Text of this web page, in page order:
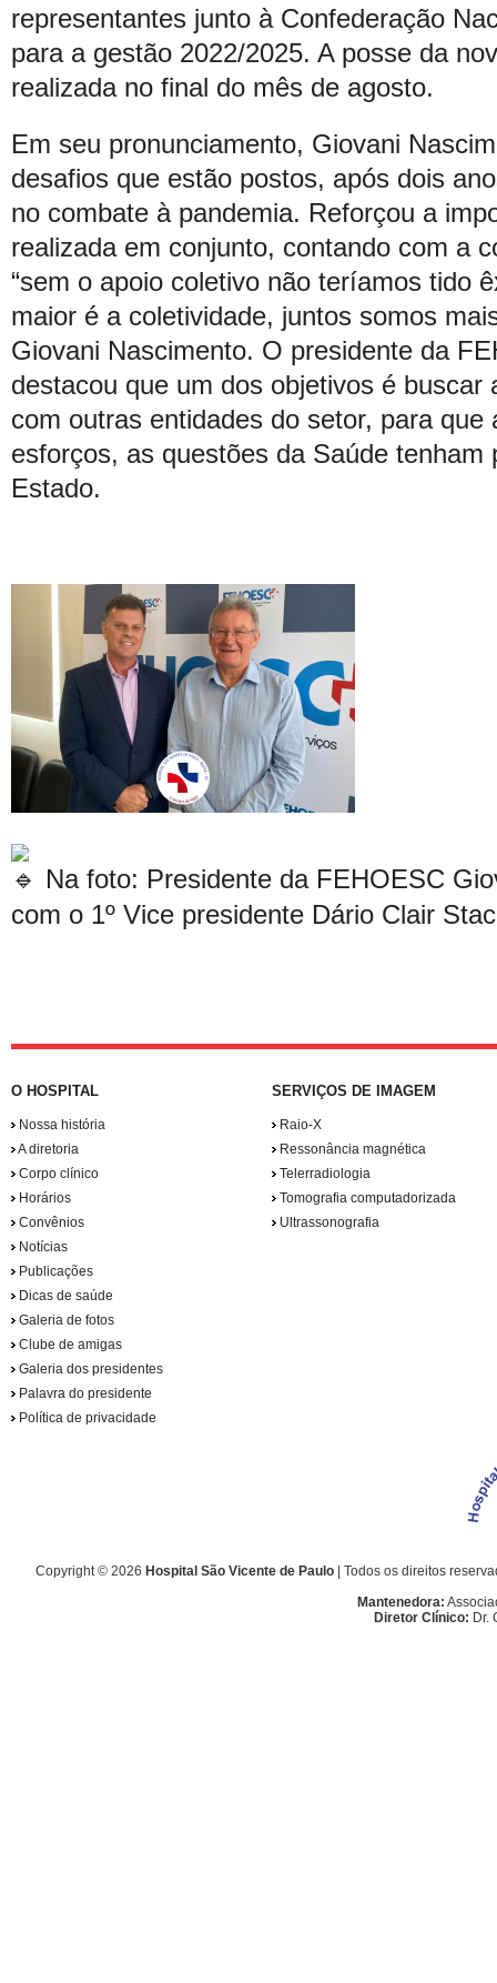
representantes junto à Confederação
para a gestão 2022/2025. A posse da
realizada no final do mês de agosto.
Em seu pronunciamento, Giovani
desafios que estão postos, após dois
no combate à pandemia. Reforçou a
realizada em conjunto, contando com a
“sem o apoio coletivo não teríamos tido
maior é a coletividade, juntos somos
Giovani Nascimento. O presidente da
destacou que um dos objetivos é buscar
com outras entidades do setor, para que
esforços, as questões da Saúde tenham
Estado.
Na foto: Presidente da FEHOESC
com o 1º Vice presidente Dário Clair
O HOSPITAL
Nossa história
A diretoria
Corpo clínico
Horários
Convênios
Notícias
Publicações
Dicas de saúde
Galeria de fotos
Clube de amigas
Galeria dos presidentes
Palavra do presidente
Política de privacidade
SERVIÇOS DE IMAGEM
Raio-X
Ressonância magnética
Telerradiologia
Tomografia computadorizada
Ultrassonografia
Copyright © 2026 Hospital São Vicente de Paulo | Todos os direitos
Mantenedora:
Diretor Clínico: Dr.